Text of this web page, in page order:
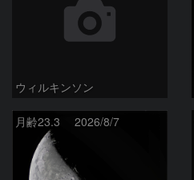
ウィルキンソン
月齢23.3 2026/8/7